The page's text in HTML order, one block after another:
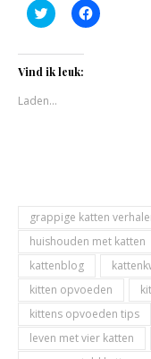
Klik
om
met
Twitter
(Wordt
een
Klik
om
Vind ik leuk:
Laden...
grappige katten
huishouden met katten
kattenblog
kitten opvoeden
kittens opvoeden tips
leven met vier katten